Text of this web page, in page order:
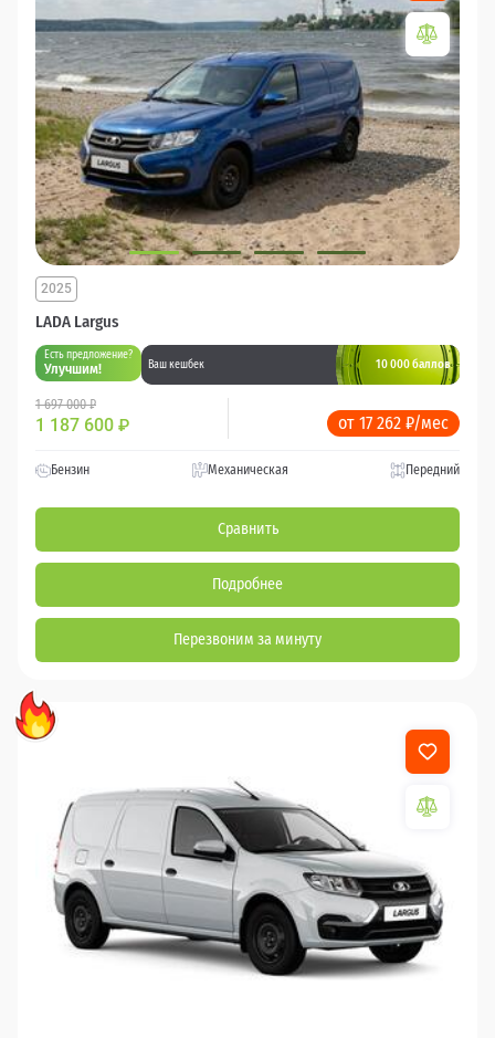
LADA Largus
2025
Есть предложение?
Улучшим! Ваш кешбек 10 000 баллов
1 697 000 ₽
1 187 600 ₽ от 17 262 ₽/мес
Бензин Механическая Передний
Сравнить
Подробнее
Перезвоним за минуту